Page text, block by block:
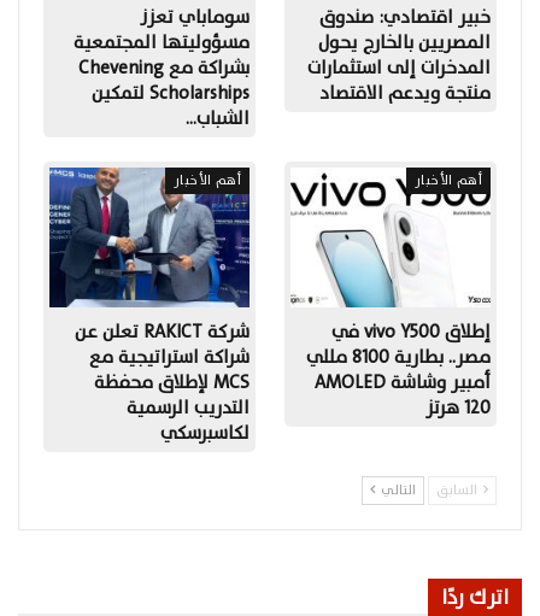
خبير اقتصادي: صندوق
المصريين بالخارج يحول
المدخرات إلى استثمارات
منتجة ويدعم الاقتصاد
سوماباي تعزز
مسؤوليتها المجتمعية
بشراكة مع Chevening
Scholarships لتمكين
الشباب…
أهم الأخبار
إطلاق vivo Y500 في
مصر.. بطارية 8100 مللي
أمبير وشاشة AMOLED
120 هرتز
أهم الأخبار
شركة RAKICT تعلن عن
شراكة استراتيجية مع
MCS لإطلاق محفظة
التدريب الرسمية
لكاسبرسكي
السابق التالي
اترك ردًا